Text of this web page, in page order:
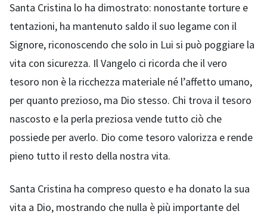
Santa Cristina lo ha dimostrato: nonostante torture e
tentazioni, ha mantenuto saldo il suo legame con il
Signore, riconoscendo che solo in Lui si può poggiare la
vita con sicurezza. Il Vangelo ci ricorda che il vero
tesoro non è la ricchezza materiale né l’affetto umano,
per quanto prezioso, ma Dio stesso. Chi trova il tesoro
nascosto e la perla preziosa vende tutto ciò che
possiede per averlo. Dio come tesoro valorizza e rende
pieno tutto il resto della nostra vita.
Santa Cristina ha compreso questo e ha donato la sua
vita a Dio, mostrando che nulla è più importante del